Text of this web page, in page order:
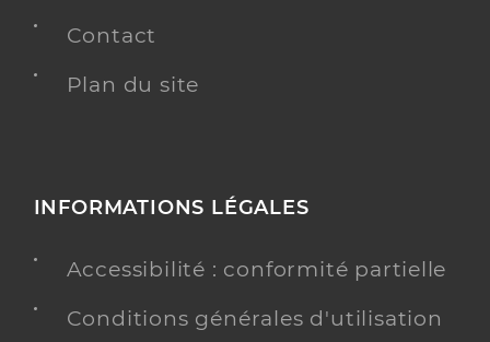
Contact
Plan du site
INFORMATIONS LÉGALES
Accessibilité : conformité partielle
Conditions générales d'utilisation